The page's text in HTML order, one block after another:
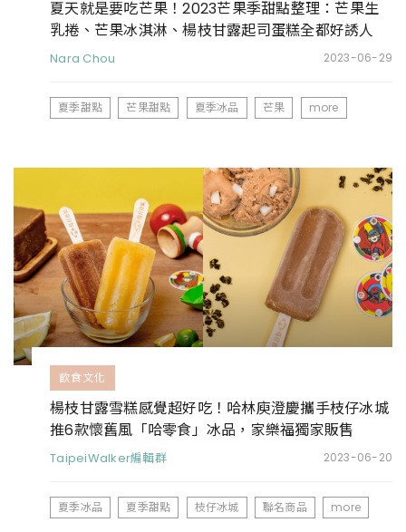
夏天就是要吃芒果！2023芒果季甜點整理：芒果生
乳捲、芒果冰淇淋、楊枝甘露起司蛋糕全都好誘人
Nara Chou 2023-06-29
夏季甜點 芒果甜點 夏季冰品 芒果 more
飲食文化
楊枝甘露雪糕感覺超好吃！哈林庾澄慶攜手枝仔冰城
推6款懷舊風「哈零食」冰品，家樂福獨家販售
TaipeiWalker編輯群 2023-06-20
夏季冰品 夏季甜點 枝仔冰城 聯名商品 more